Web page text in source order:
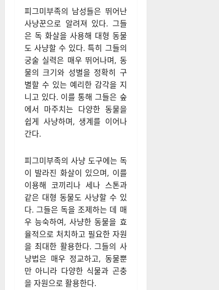
피그미부족의 남성들은 뛰어난
사냥꾼으로 알려져 있다. 그들
은 독 화살을 사용해 대형 동물
도 사냥할 수 있다. 특히 그들의
궁술 실력은 매우 뛰어나며, 동
물의 크기와 성별을 정확히 구
별할 수 있는 예리한 감각을 지
니고 있다. 이를 통해 그들은 숲
에서 마주치는 다양한 동물을
쉽게 사냥하며, 생계를 이어나
간다.
피그미부족의 사냥 도구에는 독
이 발라진 화살이 있으며, 이를
이용해 코끼리나 세나 스톤과
같은 대형 동물도 사냥할 수 있
다. 그들은 독을 조제하는 데 매
우 능숙하여, 사냥한 동물을 효
율적으로 처치하고 필요한 자원
을 최대한 활용한다. 그들의 사
냥법은 매우 정교하고, 동물뿐
만 아니라 다양한 식물과 곤충
을 자원으로 활용한다.